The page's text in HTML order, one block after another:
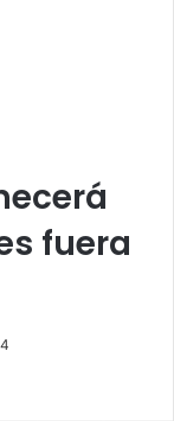
fuera